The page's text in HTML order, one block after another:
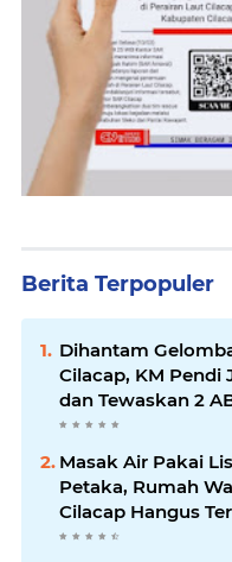
Berita Terpopuler
Dihantam
Cilacap, KM Pendi
dan Tewaskan 2
Masak Air Pakai
Petaka, Rumah
Cilacap Hangus